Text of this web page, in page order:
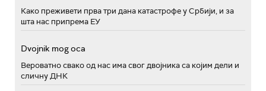
Како преживети прва три дана катастрофе у Србији, и за
шта нас припрема ЕУ
Dvojnik mog oca
Вероватно свако од нас има свог двојника са којим дели и
сличну ДНК